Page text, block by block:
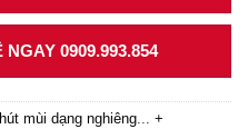
0909.993.854
mùi dạng nghiêng... +